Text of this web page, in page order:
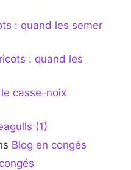
: quand les semer
: quand les
le casse-noix
(1)
Blog en congés